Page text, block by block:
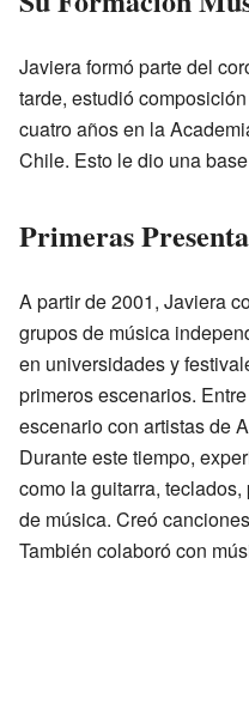
Javiera formó parte del
tarde, estudió
cuatro años en la
Chile. Esto le dio una
Primeras
A partir de 2001, Javiera
grupos de música
en universidades y
primeros escenarios.
escenario con artistas de
Durante este tiempo,
como la guitarra,
de música. Creó
También colaboró con